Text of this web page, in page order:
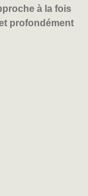
à la fois
profondément